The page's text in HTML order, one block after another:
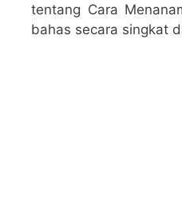
tentang Cara
bahas secara singkat